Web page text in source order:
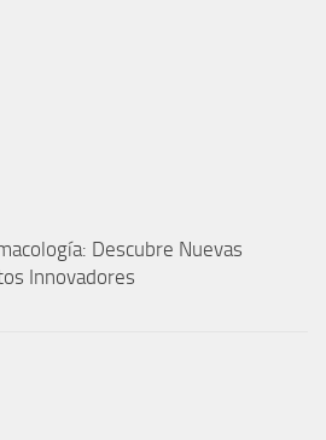
Descubre Nuevas
Innovadores